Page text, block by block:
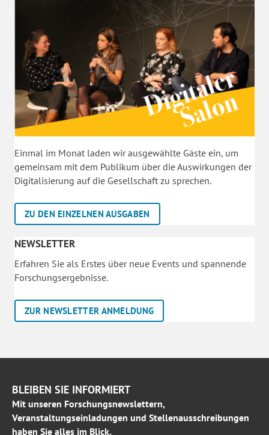
Einmal im Monat laden wir ausgewählte Gäste ein, um
gemeinsam mit dem Publikum über die Auswirkungen der
Digitalisierung auf die Gesellschaft zu sprechen.
ZU DEN EINZELNEN AUSGABEN
NEWSLETTER
Erfahren Sie als Erstes über neue Events und spannende
Forschungsergebnisse.
ZUR NEWSLETTER ANMELDUNG
BLEIBEN SIE INFORMIERT
Mit unseren Forschungsnewslettern,
Veranstaltungseinladungen und Stellenausschreibungen
haben Sie alles im Blick.